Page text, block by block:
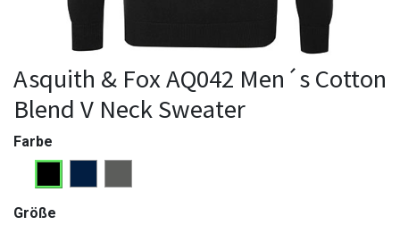
Asquith & Fox AQ042 Men´s Cotton
Blend V Neck Sweater
Farbe
Größe